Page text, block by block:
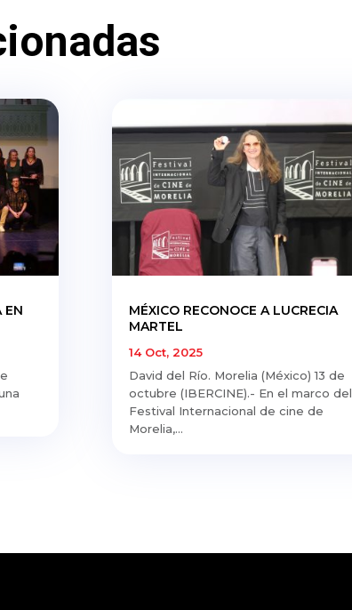
EN
MÉXICO RECONOCE A LUCRECIA
MARTEL
14 Oct, 2025
David del Río. Morelia (México) 13 de
octubre (IBERCINE).- En el marco del
Festival Internacional de cine de
Morelia,...